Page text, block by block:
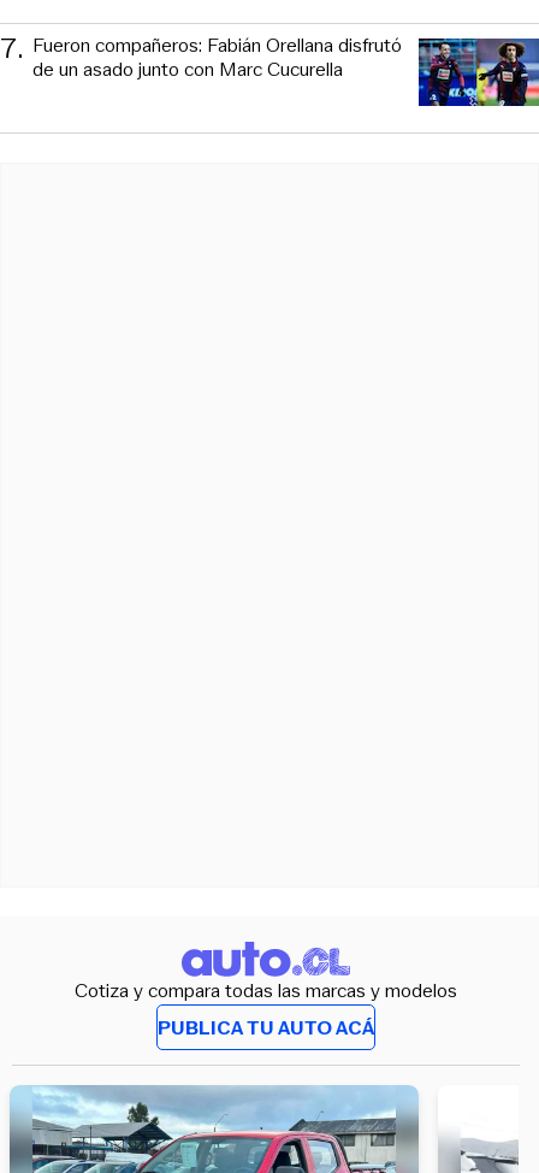
7. Fueron compañeros: Fabián Orellana disfrutó
de un asado junto con Marc Cucurella
Cotiza y compara todas las marcas y modelos
PUBLICA TU AUTO ACÁ